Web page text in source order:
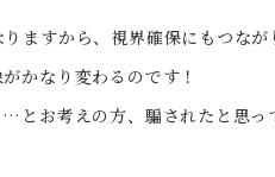
ますから、視界確保にもつな
かなり変わるのです！
とお考えの方、騙されたと思